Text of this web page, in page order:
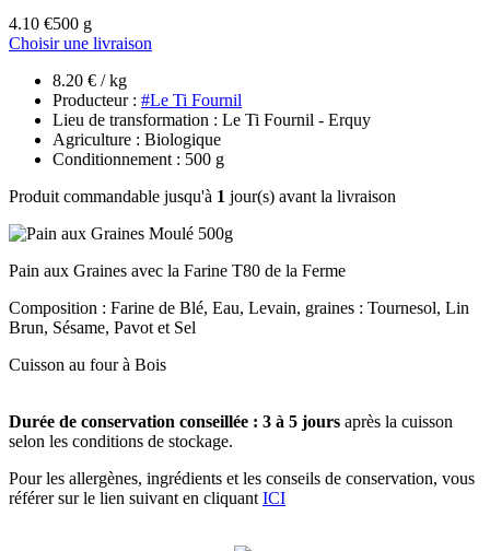
4.10 €500 g
Choisir une livraison
8.20 € / kg
Producteur : #Le Ti Fournil
Lieu de transformation : Le Ti Fournil - Erquy
Agriculture : Biologique
Conditionnement : 500 g
Produit commandable jusqu'à 1 jour(s) avant la livraison
Pain aux Graines avec la Farine T80 de la Ferme
Composition : Farine de Blé, Eau, Levain, graines : Tournesol, Lin
Brun, Sésame, Pavot et Sel
Cuisson au four à Bois
Durée de conservation conseillée : 3 à 5 jours après la cuisson
selon les conditions de stockage.
Pour les allergènes, ingrédients et les conseils de conservation, vous
référer sur le lien suivant en cliquant ICI